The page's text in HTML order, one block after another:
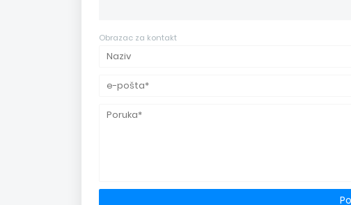
Obrazac za kontakt